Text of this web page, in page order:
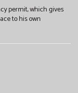
permit, which gives
to his own